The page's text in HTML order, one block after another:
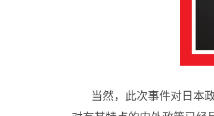
当然，此次事件对日本